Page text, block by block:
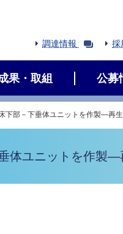
調達情報 採
果・取組 公募
下部－下垂体ユニットを作製―再
体ユニットを作製